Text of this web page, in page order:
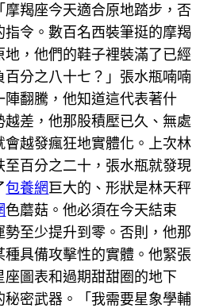
摩羯座今天適合原地踏步，否
指令。數百名西裝筆挺的摩羯
地，他們的鞋子裡裝滿了已經
百分之八十七？」張水瓶喃喃
陣翻騰，他知道這代表著什
越差，他那股積壓已久、無處
會越發瘋狂地實體化。上次林
至百分之二十，張水瓶就發現
包養網巨大的、形狀是林天秤
色蘑菇。他必須在今天結束
勢至少提升到零。否則，他那
種具備攻擊性的實體。他緊張
座圖表和過期甜甜圈的地下
秘密武器。「我需要星象學輔